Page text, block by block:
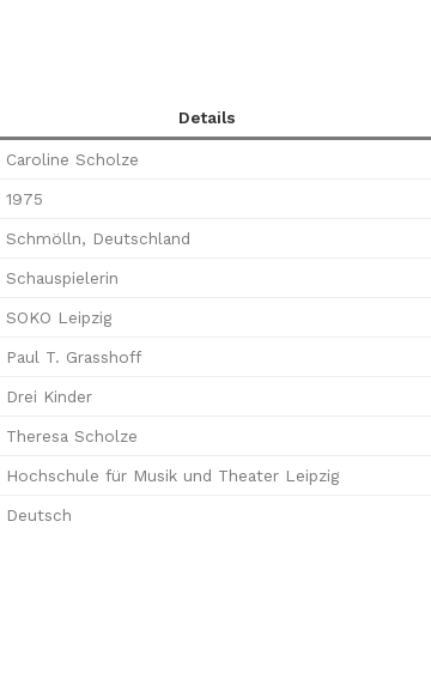
Details
Caroline Scholze
1975
Schmölln, Deutschland
Schauspielerin
SOKO Leipzig
Paul T. Grasshoff
Drei Kinder
Theresa Scholze
Hochschule für Musik und Theater Leipzig
Deutsch